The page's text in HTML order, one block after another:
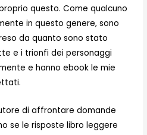
questo. Come qualcuno
in questo genere, sono
da quanto sono stato
e i trionfi dei personaggi
e hanno ebook le mie
di affrontare domande
se le risposte libro leggere